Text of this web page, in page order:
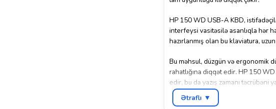
HP 150 WD USB-A KBD,
interfeysi vasitəsilə asanlıqla hər
hazırlanmış olan bu klaviatura,
Bu məhsul, düzgün və ergonomik
rahatlığına diqqət edir. HP 150
edir, bu da yazış zamanı təcrübəni
Məhsulun əsas texniki göstəriciləri
Ətraflı ▼